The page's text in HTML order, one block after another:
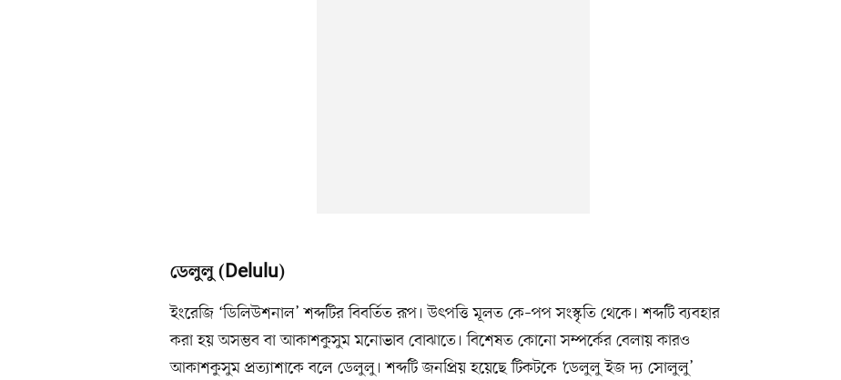
ডেলুলু (Delulu)
ইংরেজি ‘ডিলিউশনাল’ শব্দটির বিবর্তিত রূপ। উৎপত্তি মূলত কে–পপ সংস্কৃতি থেকে। শব্দটি ব্যবহার
করা হয় অসম্ভব বা আকাশকুসুম মনোভাব বোঝাতে। বিশেষত কোনো সম্পর্কের বেলায় কারও
আকাশকুসুম প্রত্যাশাকে বলে ডেলুলু। শব্দটি জনপ্রিয় হয়েছে টিকটকে ‘ডেলুলু ইজ দ্য সোলুলু’